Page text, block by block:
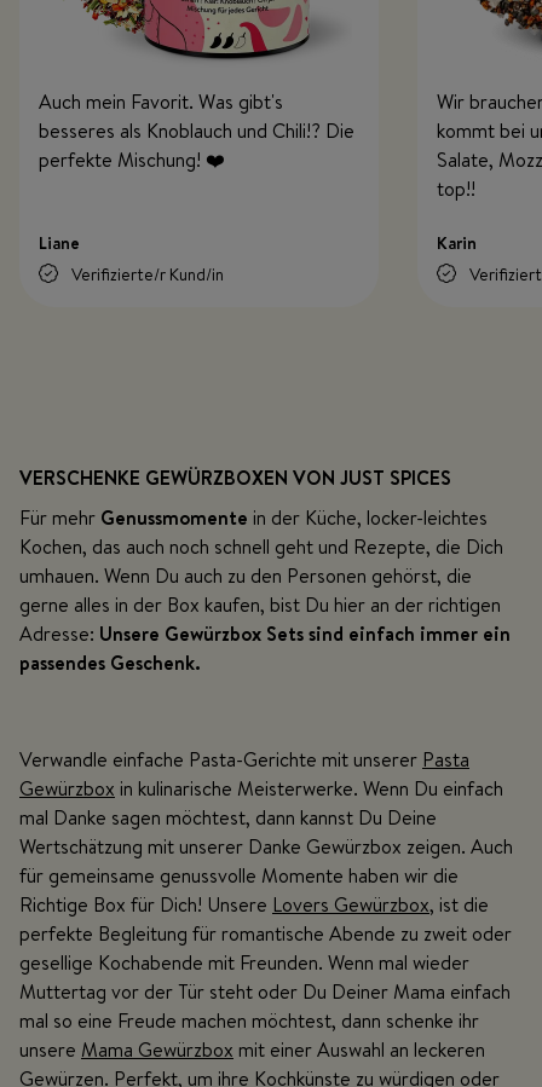
Auch mein Favorit. Was gibt's
besseres als Knoblauch und Chili!? Die
perfekte Mischung! ❤️
Liane
Verifizierte/r Kund/in
Wir
kommt bei
Salate,
top!!
Karin
VERSCHENKE GEWÜRZBOXEN VON JUST SPICES
Für mehr Genussmomente in der Küche, locker-leichtes
Kochen, das auch noch schnell geht und Rezepte, die Dich
umhauen. Wenn Du auch zu den Personen gehörst, die
gerne alles in der Box kaufen, bist Du hier an der richtigen
Adresse: Unsere Gewürzbox Sets sind einfach immer ein
passendes Geschenk.
Verwandle einfache Pasta-Gerichte mit unserer Pasta
Gewürzbox in kulinarische Meisterwerke. Wenn Du einfach
mal Danke sagen möchtest, dann kannst Du Deine
Wertschätzung mit unserer Danke Gewürzbox zeigen. Auch
für gemeinsame genussvolle Momente haben wir die
Richtige Box für Dich! Unsere Lovers Gewürzbox, ist die
perfekte Begleitung für romantische Abende zu zweit oder
gesellige Kochabende mit Freunden. Wenn mal wieder
Muttertag vor der Tür steht oder Du Deiner Mama einfach
mal so eine Freude machen möchtest, dann schenke ihr
unsere Mama Gewürzbox mit einer Auswahl an leckeren
Gewürzen. Perfekt, um ihre Kochkünste zu würdigen oder